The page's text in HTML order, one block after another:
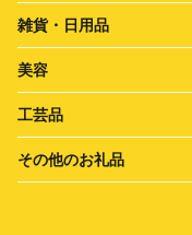
雑貨・日用品
美容
工芸品
その他のお礼品